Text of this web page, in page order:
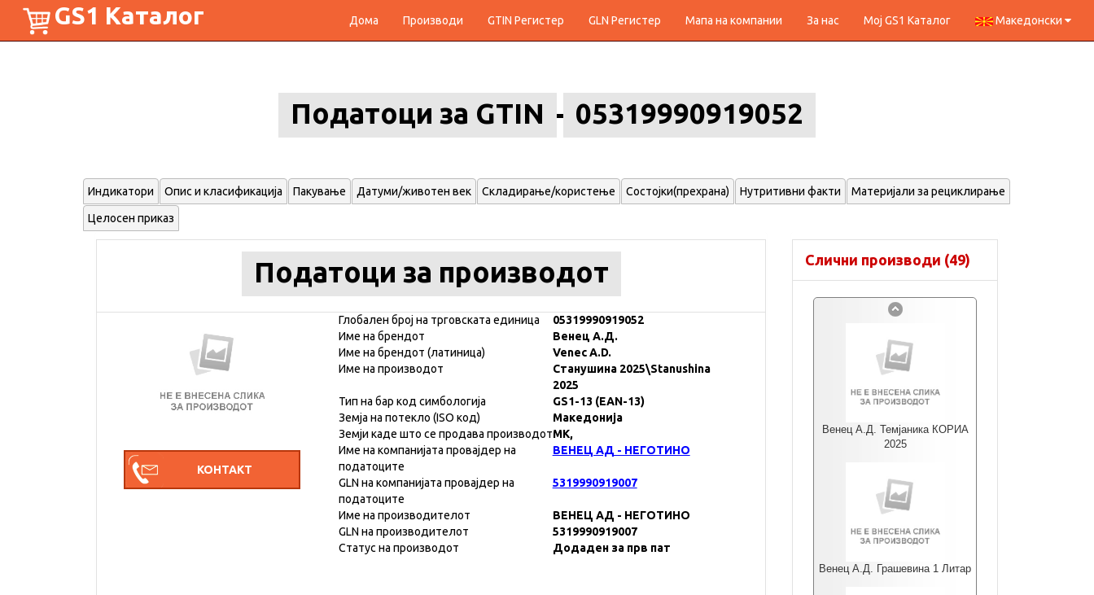
GS1 Каталог Дома Производи GTIN Регистер GLN Регистер Мапа на компании За нас Мој GS1 Каталог Македонски
Податоци за GTIN 05319990919052
Индикатори Опис и класификација Пакување Датуми/животен век Складирање/користење Состојки(прехрана) Нутритивни факти Материјали за рециклирање
Целосен приказ
Податоци за производот
Глобален број на трговската единица
05319990919052
Име на брендот
Венец А.Д.
Име на брендот (латиница)
Venec A.D.
Име на производот
Станушина 2025\Stanushina
2025
Тип на бар код симбологија
GS1-13 (EAN-13)
Земја на потекло (ISO код)
Македонија
Земји каде што се продава производотMK,
Име на компанијата провајдер на
податоците
ВЕНЕЦ АД - НЕГОТИНО
GLN на компанијата провајдер на
податоците
5319990919007
Име на производителот
ВЕНЕЦ АД - НЕГОТИНО
GLN на производителот
5319990919007
Статус на производот
Додаден за прв пат
Слични производи (49)
Венец А.Д. Темјаника КОРИА
2025
Венец А.Д. Грашевина 1 Литар